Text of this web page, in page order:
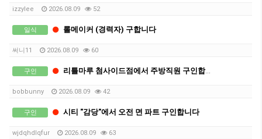
izzylee 2026.08.09 52
일식 롤메이커 (경력자) 구합니다
써니11 2026.08.09 60
구인 리틀마루 첨사이드점에서 주방직원 구인합니다.
bobbunny 2026.08.09 42
구인 시티 "감당"에서 오전 면 파트 구인합니다
wjdqhdlqfur 2026.08.09 63